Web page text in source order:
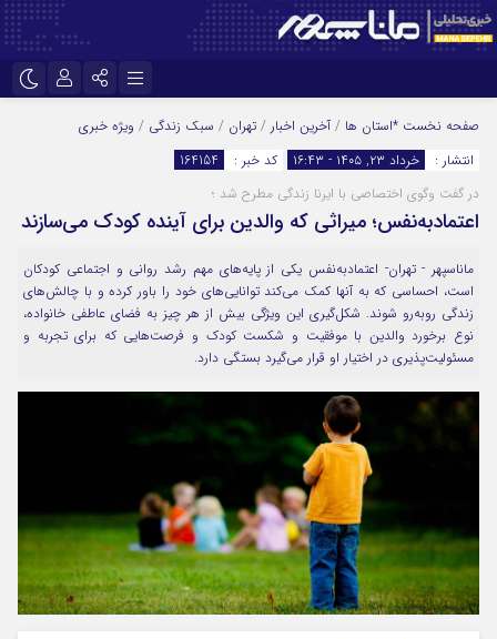
اینستاگرام
تلگرام
سروش
ایتا
آپارات
نام کاربری یا نشانی ایمیل
رمز عبور
مرا به خاطر بسپار
صفحه نخست *استان ها / آخرین اخبار / تهران / سبک زندگی / ویژه خبری
انتشار :
خرداد ۲۳, ۱۴۰۵ - ۱۶:۴۳ کد خبر :
164154
در گفت وگوی اختصاصی با ایرنا زندگی مطرح شد ؛
اعتمادبه‌نفس؛ میراثی که والدین برای آینده کودک می‌سازند
ماناسپهر - تهران- اعتمادبه‌نفس یکی از پایه‌های مهم رشد روانی و اجتماعی کودکان
است، احساسی که به آنها کمک می‌کند توانایی‌های خود را باور کرده و با چالش‌های
زندگی روبه‌رو شوند. شکل‌گیری این ویژگی بیش از هر چیز به فضای عاطفی خانواده،
نوع برخورد والدین با موفقیت و شکست کودک و فرصت‌هایی که برای تجربه و
مسئولیت‌پذیری در اختیار او قرار می‌گیرد بستگی دارد.